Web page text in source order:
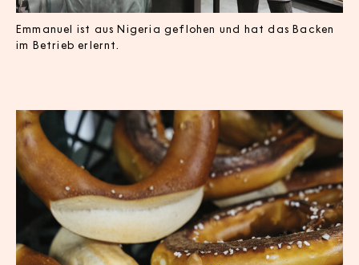
Emmanuel ist aus Nigeria geflohen und hat das Backen
im Betrieb erlernt.